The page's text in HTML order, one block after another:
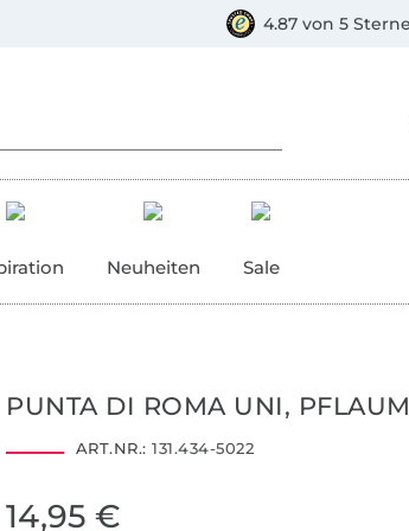
4.87 von 5
Neuheiten Sale
PUNTA DI ROMA UNI,
ART.NR.: 131.434-5022
14,95 €
Vorkasse